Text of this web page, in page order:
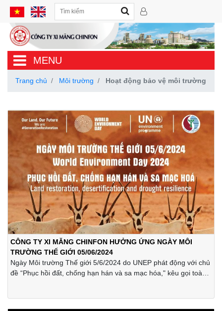
MENU
Trang chủ Môi trường Hoạt động bảo vệ môi trường
CÔNG TY XI MĂNG CHINFON HƯỞNG ỨNG NGÀY MÔI
TRƯỜNG THẾ GIỚI 05/06/2024
Ngày Môi trường Thế giới 5/6/2024 do UNEP phát động với chủ
đề “Phục hồi đất, chống hạn hán và sa mạc hóa," kêu gọi toàn